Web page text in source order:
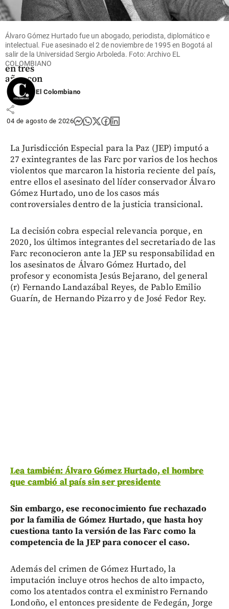
Grupo
Argos
duplicar
el
dividendo
en tres
años con
ACE
share
Álvaro Gómez Hurtado fue un abogado, periodista, diplomático e
intelectual. Fue asesinado el 2 de noviembre de 1995 en Bogotá al
salir de la Universidad Sergio Arboleda. Foto: Archivo EL
COLOMBIANO
El Colombiano
04 de agosto de 2026
La Jurisdicción Especial para la Paz (JEP) imputó a
27 exintegrantes de las Farc por varios de los hechos
violentos que marcaron la historia reciente del país,
entre ellos el asesinato del líder conservador Álvaro
Gómez Hurtado, uno de los casos más
controversiales dentro de la justicia transicional.
La decisión cobra especial relevancia porque, en
2020, los últimos integrantes del secretariado de las
Farc reconocieron ante la JEP su responsabilidad en
los asesinatos de Álvaro Gómez Hurtado, del
profesor y economista Jesús Bejarano, del general
(r) Fernando Landazábal Reyes, de Pablo Emilio
Guarín, de Hernando Pizarro y de José Fedor Rey.
Lea también: Álvaro Gómez Hurtado, el hombre
que cambió al país sin ser presidente
Sin embargo, ese reconocimiento fue rechazado
por la familia de Gómez Hurtado, que hasta hoy
cuestiona tanto la versión de las Farc como la
competencia de la JEP para conocer el caso.
Además del crimen de Gómez Hurtado, la
imputación incluye otros hechos de alto impacto,
como los atentados contra el exministro Fernando
Londoño, el entonces presidente de Fedegán, Jorge